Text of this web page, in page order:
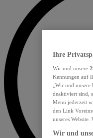
Ihre
Wir und unsere
Kennungen auf
„Wir und
deaktiviert sind,
Menü jederzeit
den Link
unseres
Wir und